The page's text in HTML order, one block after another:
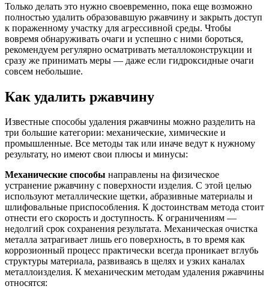
Только делать это нужно своевременно, пока еще возможно
полностью удалить образовавшую ржавчину и закрыть доступ
к пораженному участку для агрессивной среды. Чтобы
вовремя обнаруживать очаги и успешно с ними бороться,
рекомендуем регулярно осматривать металлоконструкции и
сразу же принимать меры — даже если гидроксидные очаги
совсем небольшие.
Как удалить ржавчину
Известные способы удаления ржавчины можно разделить на
три большие категории: механические, химические и
промышленные. Все методы так или иначе ведут к нужному
результату, но имеют свои плюсы и минусы:
Механические способы направлены на физическое
устранение ржавчину с поверхности изделия. С этой целью
используют металлические щетки, абразивные материалы и
шлифовальные приспособления. К достоинствам метода стоит
отнести его скорость и доступность. К ограничениям —
недолгий срок сохранения результата. Механическая очистка
металла затрагивает лишь его поверхность, в то время как
коррозионный процесс практически всегда проникает вглубь
структуры материала, развиваясь в щелях и узких каналах
металлоизделия. К механическим методам удаления ржавчины
относятся: